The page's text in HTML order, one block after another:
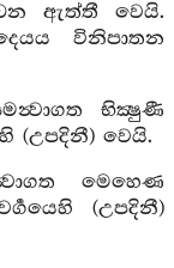
ඇත්තී වෙයි.
විනිපාතන
භික්‍ෂුණී
(උපදිනී) වෙයි.
මෙහෙණ
(උපදිනී)